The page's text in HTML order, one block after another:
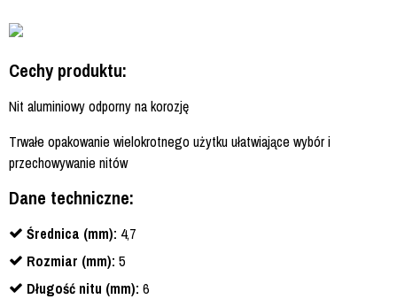
Cechy produktu:
Nit aluminiowy odporny na korozję
Trwałe opakowanie wielokrotnego użytku ułatwiające wybór i
przechowywanie nitów
Dane techniczne:
Średnica (mm): 4,7
Rozmiar (mm): 5
Długość nitu (mm): 6